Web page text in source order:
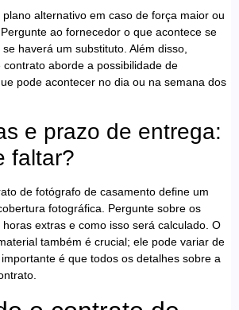
alternativo em caso de força maior ou
ao fornecedor o que acontece se
haverá um substituto. Além disso,
aborde a possibilidade de
pode acontecer no dia ou na semana dos
e prazo de entrega:
faltar?
de fotógrafo de casamento define um
fotográfica. Pergunte sobre os
extras e como isso será calculado. O
também é crucial; ele pode variar de
é que todos os detalhes sobre a